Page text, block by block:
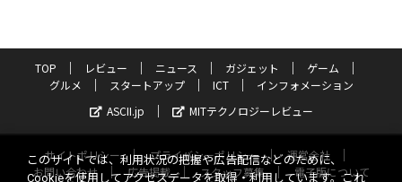
TOP レビュー ニュース ガジェット
ゲーム
グルメ
スタートアップ ICT
インフォメーション
ASCII.jp
MITテクノロジーレビュー
サイトポリシー プライバシーポリシー
運営会社
お問い合わせ
広告掲載 スタッフ募集
電子版について
このサイトでは、利用状況の把握や広告配信などのために、
Cookieを使用してアクセスデータを取得・利用しています。これ